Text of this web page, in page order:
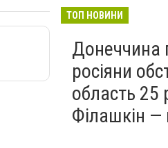
ТОП НОВИНИ
Донеччина
росіяни
область 25
Філашкін —